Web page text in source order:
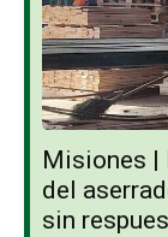
Misiones |
del
sin